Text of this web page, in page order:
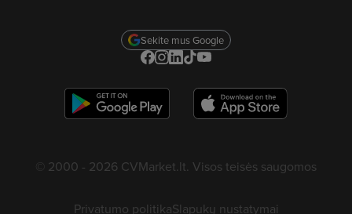
Sekite mus Google
© 2000 - 2026 CVMarket.lt. Visos teisės saugomos
Privatumo politikaSlapukų nustatymai